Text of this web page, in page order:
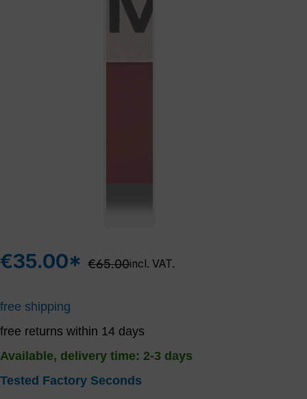
€35.00* Regular price:
€65.00incl. VAT.
free shipping
free returns within 14 days
Available, delivery time: 2-3 days
Tested Factory Seconds